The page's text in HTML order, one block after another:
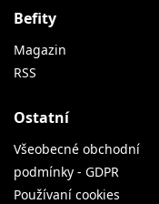
Befity
Magazin
RSS
Ostatní
Všeobecné obchodní
podmínky - GDPR
Používaní cookies